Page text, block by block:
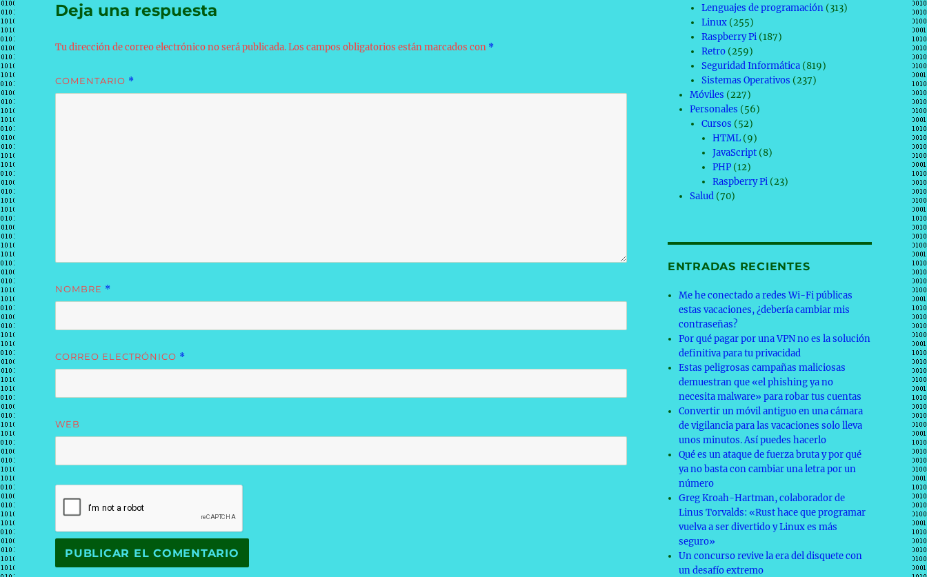
Deja una respuesta
Tu dirección de correo electrónico no será publicada.Los campos obligatorios están marcados con *
COMENTARIO *
NOMBRE *
CORREO ELECTRÓNICO *
WEB
Lenguajes de programación(313)
Linux(255)
Raspberry Pi(187)
Retro(259)
Seguridad Informática(819)
Sistemas Operativos (237)
Móviles (227)
Personales (56)
Cursos (52)
HTML(9)
JavaScript(8)
PHP(12)
Raspberry Pi(23)
Salud (70)
ENTRADAS RECIENTES
Me he conectado a redes Wi-Fi públicas
estas vacaciones, ¿debería cambiar mis
contraseñas?
Por qué pagar por una VPN no es la solución
definitiva para tu privacidad
Estas peligrosas campañas maliciosas
demuestran que «el phishing ya no
necesita malware» para robar tus cuentas
Convertir un móvil antiguo en una cámara
de vigilancia para las vacaciones solo lleva
unos minutos. Así puedes hacerlo
Qué es un ataque de fuerza bruta y por qué
ya no basta con cambiar una letra por un
número
Greg Kroah-Hartman, colaborador de
Linus Torvalds: «Rust hace que programar
vuelva a ser divertido y Linux es más
seguro»
Un concurso revive la era del disquete con
un desafío extremo